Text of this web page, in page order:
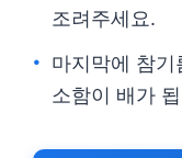
조려주세요.
마지막에 참기
소함이 배가